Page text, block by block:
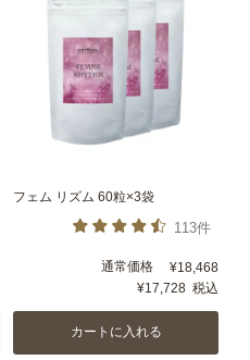
フェム リズム 60粒×3袋
113件
通常価格 ¥18,468
¥17,728 税込
カートに入れる